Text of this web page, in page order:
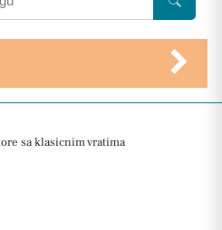
sa klasicnim vratima